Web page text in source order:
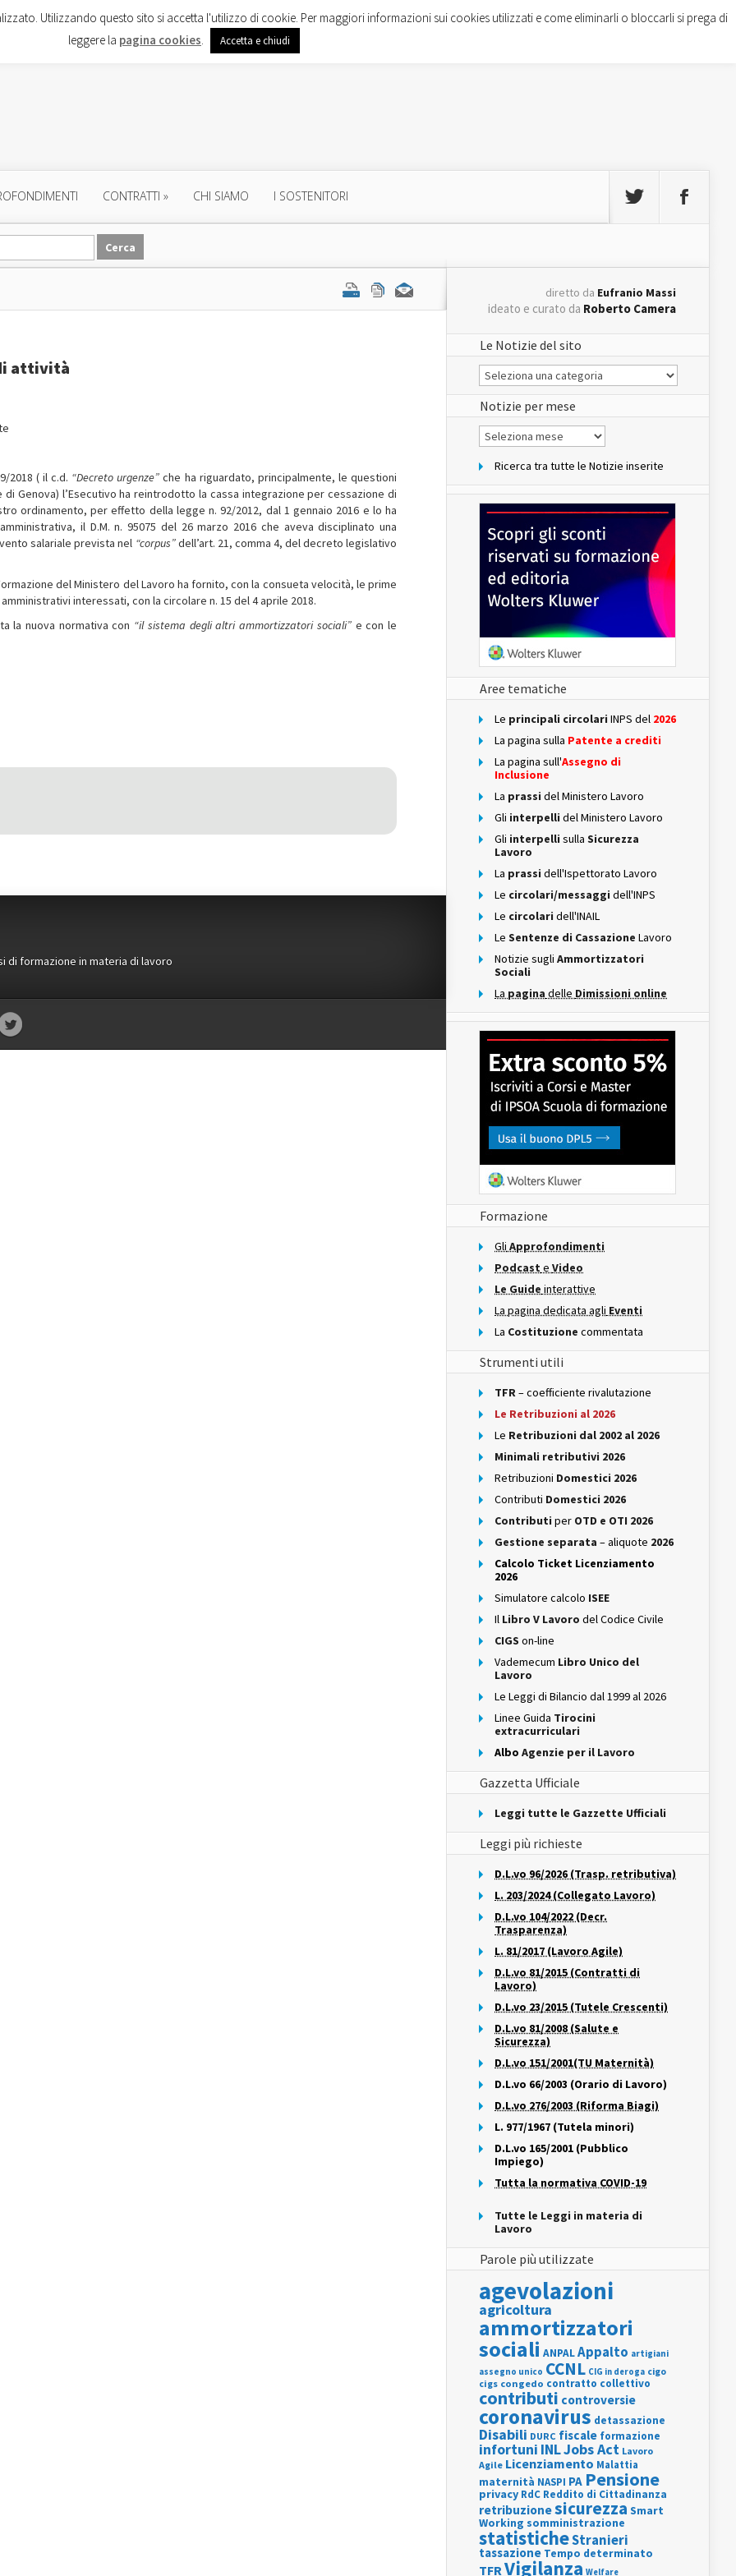
CONTRATTI » CHI SIAMO I SOSTENITORI
attività
2018 ( il c.d. “Decreto urgenze” che ha riguardato, principalmente, le questioni
Genova) l’Esecutivo ha reintrodotto la cassa integrazione per cessazione di
ordinamento, per effetto della legge n. 92/2012, dal 1 gennaio 2016 e lo ha
il D.M. n. 95075 del 26 marzo 2016 che aveva disciplinato una
salariale prevista nel “corpus”dell’art. 21, comma 4, del decreto legislativo
del Ministero del Lavoro ha fornito, con la consueta velocità, le prime
interessati, con la circolare n. 15 del 4 aprile 2018.
la nuova normativa con “il sistema degli altri ammortizzatori sociali”e con le
di formazione in materia di lavoro
diretto da Eufranio Massi
ideato e curato da Roberto Camera
Le Notizie del sito
Le
Notizie
del
sito
Notizie per mese
Notizie
per
Ricerca tra tutte le Notizie inserite
Aree tematiche
Le principali circolari INPS del 2026
La pagina sulla Patente a crediti
La pagina sull'Assegno di
Inclusione
La prassi del Ministero Lavoro
Gli interpelli del Ministero Lavoro
Gli interpelli sulla Sicurezza
Lavoro
La prassi dell'Ispettorato Lavoro
Le circolari/messaggi dell'INPS
Le circolari dell'INAIL
Le Sentenze di Cassazione Lavoro
Notizie sugli Ammortizzatori
Sociali
La pagina delle Dimissioni online
Formazione
Gli Approfondimenti
Podcast e Video
Le Guide interattive
La pagina dedicata agli Eventi
La Costituzione commentata
Strumenti utili
TFR– coefficiente rivalutazione
Le Retribuzioni al 2026
Le Retribuzioni dal 2002 al 2026
Minimali retributivi 2026
Retribuzioni Domestici 2026
Contributi Domestici 2026
Contributi per OTD e OTI 2026
Gestione separata – aliquote 2026
Calcolo Ticket Licenziamento
2026
Simulatore calcolo ISEE
Il Libro V Lavoro del Codice Civile
CIGS on-line
Vademecum Libro Unico del
Lavoro
Le Leggi di Bilancio dal 1999 al 2026
Linee Guida Tirocini
extracurriculari
Albo Agenzie per il Lavoro
Gazzetta Ufficiale
Leggi tutte le Gazzette Ufficiali
Leggi più richieste
D.L.vo 96/2026 (Trasp. retributiva)
L. 203/2024 (Collegato Lavoro)
D.L.vo 104/2022 (Decr.
Trasparenza)
L. 81/2017 (Lavoro Agile)
D.L.vo 81/2015 (Contratti di
Lavoro)
D.L.vo 23/2015 (Tutele Crescenti)
D.L.vo 81/2008 (Salute e
Sicurezza)
D.L.vo 151/2001(TU Maternità)
D.L.vo 66/2003 (Orario di Lavoro)
D.L.vo 276/2003 (Riforma Biagi)
L. 977/1967 (Tutela minori)
D.L.vo 165/2001 (Pubblico
Impiego)
Tutta la normativa COVID-19
Tutte le Leggi in materia di
Lavoro
Parole più utilizzate
agevolazioni
agricoltura
ammortizzatori
sociali ANPALAppalto artigiani
assegno unico CCNL CIG in deroga cigo
cigs congedo contratto collettivo
contributi controversie
coronavirus detassazione
Disabili DURC fiscale formazione
infortuni INLJobs Act Lavoro
Agile Licenziamento Malattia
maternità NASPI PA Pensione
privacy RdC Reddito di Cittadinanza
retribuzionesicurezza Smart
Working somministrazione
statisticheStranieri
tassazione Tempo determinato
TFRVigilanza Welfare
Utilizzando questo sito si accetta l'utilizzo di cookie. Per maggiori informazioni sui cookies utilizzati e come eliminarli o bloccarli si prega di
leggere la pagina cookies. Accetta e chiudi